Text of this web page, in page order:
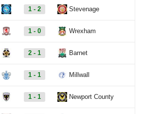
1 - 2 Stevenage
1 - 0 Wrexham
2 - 1 Barnet
1 - 1 Millwall
1 - 1 Newport County